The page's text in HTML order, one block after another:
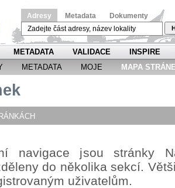
Adresy Metadata Dokumenty
METADATA VALIDACE
INSPIRE
METADATA MOJE MAPA
navigace jsou stránky
do několika sekcí.
uživatelům.